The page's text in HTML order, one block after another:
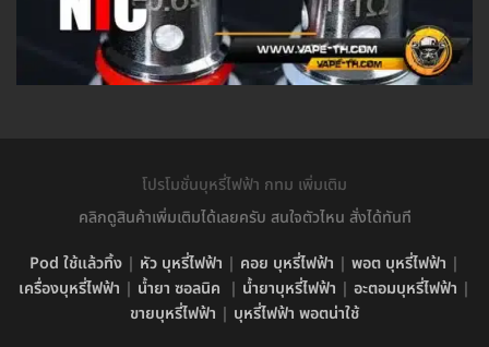
โปรโมชั่นบุหรี่ไฟฟ้า กทม เพิ่มเติม
คลิกดูสินค้าเพิ่มเติมได้เลยครับ สนใจตัวไหน สั่งได้ทันที
Pod ใช้แล้วทิ้ง | หัว บุหรี่ไฟฟ้า | คอย บุหรี่ไฟฟ้า | พอต บุหรี่ไฟฟ้า |
เครื่องบุหรี่ไฟฟ้า | น้ำยา ซอลนิค | น้ำยาบุหรี่ไฟฟ้า | อะตอมบุหรี่ไฟฟ้า |
ขายบุหรี่ไฟฟ้า | บุหรี่ไฟฟ้า พอตน่าใช้